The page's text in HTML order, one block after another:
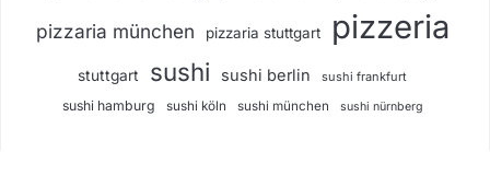
pizzaria münchen pizzaria stuttgart pizzeria
stuttgart sushi sushi berlin sushi frankfurt
sushi hamburg sushi köln sushi münchen sushi nürnberg